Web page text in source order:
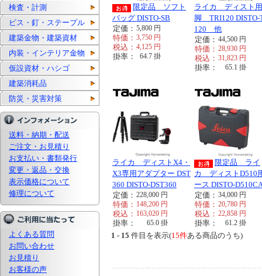
検査・計測
ビス・釘・ステープル
建築金物・建築資材
内装・インテリア金物
仮設資材・ハシゴ
建築消耗品
防災・災害対策
送料・納期・配送
ご注文・お見積り
お支払い・書類発行
変更・返品・交換
表示価格について
修理について
よくある質問
お問い合わせ
お見積り
お客様の声
限定品 ソフト
バッグ DISTO-SB
定価： 5,800 円
特価： 3,750 円
税込： 4,125 円
掛率： 64.7 掛
ライカ ディスト
脚 TRI120 DISTO-
120 他
定価： 44,500 円
特価： 28,930 円
税込： 31,823 円
掛率： 65.1 掛
ライカ ディストX4・
X3専用アダプター DST
360 DISTO-DST360
定価： 228,000 円
特価： 148,200 円
税込： 163,020 円
掛率： 65.0 掛
限定品 ライ
カ ディストD510
ース DISTO-
定価： 34,000 円
特価： 20,780 円
税込： 22,858 円
掛率： 61.2 掛
1 - 15 件目を表示(15件ある商品のうち)